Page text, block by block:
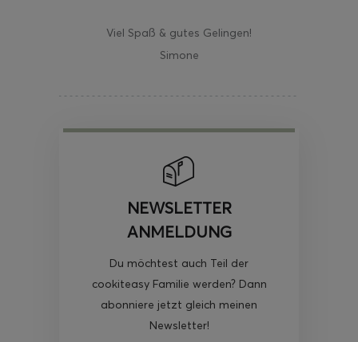
Viel Spaß & gutes Gelingen!
Simone
NEWSLETTER
ANMELDUNG
Du möchtest auch Teil der
cookiteasy Familie werden? Dann
abonniere jetzt gleich meinen
Newsletter!